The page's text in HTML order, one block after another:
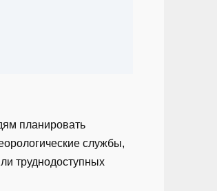
планировать
службы,
труднодоступных